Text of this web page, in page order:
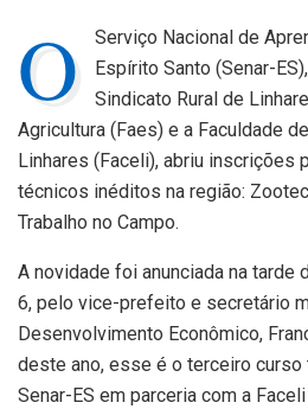
O
Serviço Nacional de
Espírito Santo (Senar-
Sindicato Rural de
Agricultura (Faes) e a Faculdade
Linhares (Faceli), abriu inscrições
técnicos inéditos na região:
Trabalho no Campo.
A novidade foi anunciada na tarde
6, pelo vice-prefeito e secretário
Desenvolvimento Econômico,
deste ano, esse é o terceiro
Senar-ES em parceria com a